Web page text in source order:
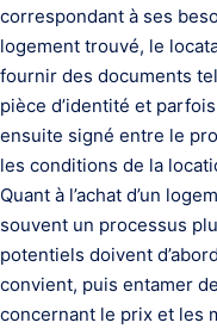
correspondant à ses
logement trouvé, le
fournir des documents
pièce d’identité et
ensuite signé entre le
les conditions de la
Quant à l’achat d’un
souvent un processus
potentiels doivent
convient, puis entamer
concernant le prix et les